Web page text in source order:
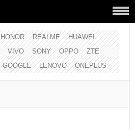
HONOR REALME
HUAWEI
VIVO SONY OPPO
ZTE
GOOGLE LENOVO ONEPLUS